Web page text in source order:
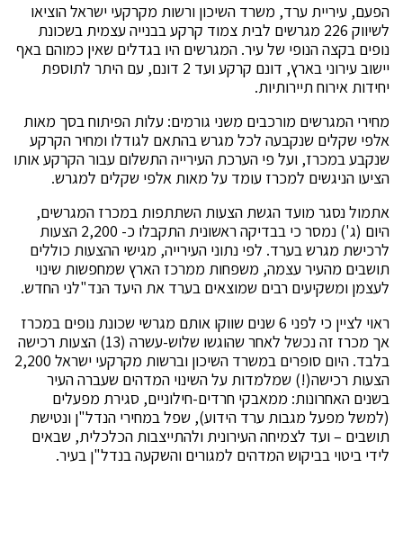
הפעם, עיריית ערד, משרד השיכון ורשות מקרקעי ישראל הוציאו
לשיווק 226 מגרשים לבית צמוד קרקע בבנייה עצמית בשכונת
נופים בקצה הנופי של עיר. המגרשים היו בגדלים שאין כמוהם באף
יישוב עירוני בארץ, דונם קרקע ועד 2 דונם, עם היתר לתוספת
יחידות אירוח תיירותיות.
מחירי המגרשים מורכבים משני גורמים: עלות הפיתוח בסך מאות
אלפי שקלים שנקבעה לכל מגרש בהתאם לגודלו ומחיר הקרקע
שנקבע במכרז, ועל פי הערכת העירייה התשלום עבור הקרקע אותו
הציעו הניגשים למכרז עומד על מאות אלפי שקלים למגרש.
אתמול נסגר מועד הגשת הצעות השתתפות במכרז המגרשים,
היום (ג') נמסר כי בבדיקה ראשונית התקבלו כ- 2,200 הצעות
לרכישת מגרש בערד. לפי נתוני העירייה, מגישי ההצעות כוללים
תושבים מהעיר עצמה, משפחות ממרכז הארץ שמחפשות שינוי
לעצמן ומשקיעים רבים שמוצאים בערד את היעד הנד"לני החדש.
ראוי לציין כי לפני 6 שנים שווקו אותם מגרשי שכונת נופים במכרז
אך מכרז זה נכשל לאחר שהוגשו שלוש-עשרה (13) הצעות רכישה
בלבד. היום סופרים במשרד השיכון וברשות מקרקעי ישראל 2,200
הצעות רכישה(!) שמלמדות על השינוי המדהים שעברה העיר
בשנים האחרונות: ממאבקי חרדים-חילוניים, סגירת מפעלים
(למשל מפעל מגבות ערד הידוע), שפל במחירי הנדל"ן ונטישת
תושבים – ועד לצמיחה העירונית ולהתייצבות הכלכלית, שבאים
לידי ביטוי בביקוש המדהים למגורים והשקעה בנדל"ן בעיר.